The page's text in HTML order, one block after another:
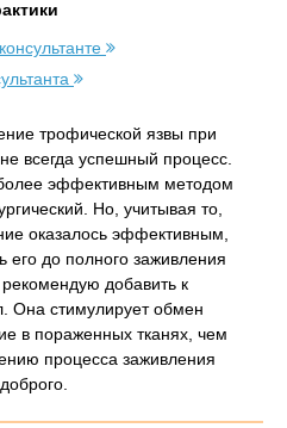
трофической язвы при
всегда успешный процесс.
эффективным методом
Но, учитывая то,
оказалось эффективным,
до полного заживления
добавить к
Она стимулирует обмен
в пораженных тканях, чем
процесса заживления